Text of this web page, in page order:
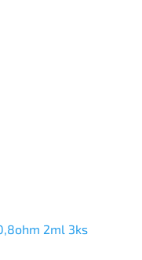
2ml 3ks